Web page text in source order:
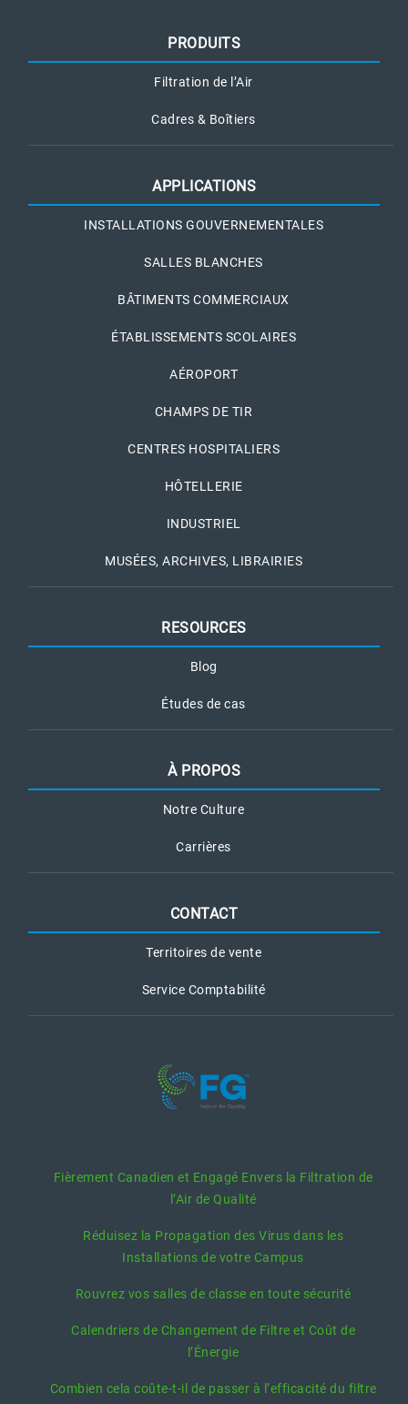
PRODUITS
Filtration de l’Air
Cadres & Boîtiers
APPLICATIONS
INSTALLATIONS GOUVERNEMENTALES
SALLES BLANCHES
BÂTIMENTS COMMERCIAUX
ÉTABLISSEMENTS SCOLAIRES
AÉROPORT
CHAMPS DE TIR
CENTRES HOSPITALIERS
HÔTELLERIE
INDUSTRIEL
MUSÉES, ARCHIVES, LIBRAIRIES
RESOURCES
Blog
Études de cas
À PROPOS
Notre Culture
Carrières
CONTACT
Territoires de vente
Service Comptabilité
Fièrement Canadien et Engagé Envers la Filtration de
l’Air de Qualité
Réduisez la Propagation des Virus dans les
Installations de votre Campus
Rouvrez vos salles de classe en toute sécurité
Calendriers de Changement de Filtre et Coût de
l’Énergie
Combien cela coûte-t-il de passer à l’efficacité du filtre